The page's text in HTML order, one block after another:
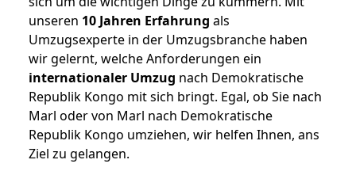
unseren 10 Jahren Erfahrung als
Umzugsexperte in der Umzugsbranche haben
wir gelernt, welche Anforderungen ein
internationaler Umzug nach Demokratische
Republik Kongo mit sich bringt. Egal, ob Sie nach
Marl oder von Marl nach Demokratische
Republik Kongo umziehen, wir helfen Ihnen, ans
Ziel zu gelangen.